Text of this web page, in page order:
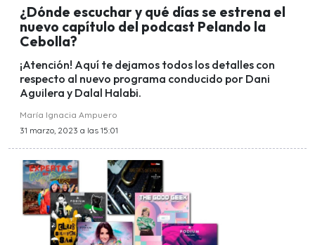
¿Dónde escuchar y qué días se estrena el
nuevo capítulo del podcast Pelando la
Cebolla?
¡Atención! Aquí te dejamos todos los detalles con
respecto al nuevo programa conducido por Dani
Aguilera y Dalal Halabi.
María Ignacia Ampuero
31 marzo, 2023 a las 15:01